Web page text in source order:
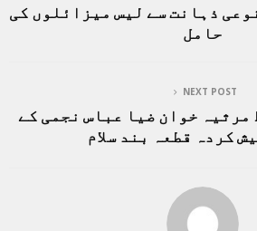
ذہانت سے لیس میزائلوں کی
حامل
NEXT POST
مرثیہ خوان ضیا عباس نجمی کے
کردہ قطعہ بند سلام